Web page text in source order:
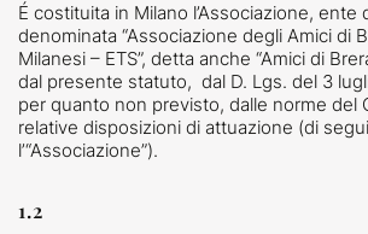
É costituita in Milano l’Associazione,
denominata “Associazione degli Amici di
Milanesi – ETS”, detta anche “Amici di
dal presente statuto, dal D. Lgs. del 3
per quanto non previsto, dalle norme del
relative disposizioni di attuazione (di
l’“Associazione”).
1.2